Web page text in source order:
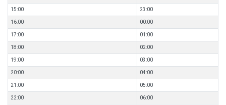
15:00 23:00
16:00 00:00
17:00 01:00
18:00 02:00
19:00 03:00
20:00 04:00
21:00 05:00
22:00 06:00